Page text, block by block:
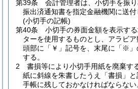
第39条
会計管理者は、小切手を振
振出済通知書を指定金融機関に送付
(小切手の記帳)
第40条
小切手の券面金額を表示す
ターを使用するものとし、アラビ
頭部に「￥」記号を、末尾に「※」
する。
2
書損等により小切手用紙を廃棄す
紙に斜線を朱書したうえ「書損」
手帳に残しておかなければならない